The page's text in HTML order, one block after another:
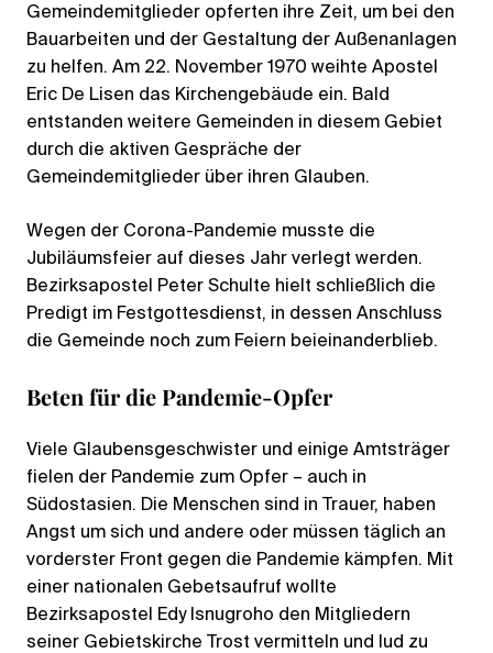
Gemeindemitglieder opferten ihre Zeit, um bei den
Bauarbeiten und der Gestaltung der Außenanlagen
zu helfen. Am 22. November 1970 weihte Apostel
Eric De Lisen das Kirchengebäude ein. Bald
entstanden weitere Gemeinden in diesem Gebiet
durch die aktiven Gespräche der
Gemeindemitglieder über ihren Glauben.
Wegen der Corona-Pandemie musste die
Jubiläumsfeier auf dieses Jahr verlegt werden.
Bezirksapostel Peter Schulte hielt schließlich die
Predigt im Festgottesdienst, in dessen Anschluss
die Gemeinde noch zum Feiern beieinanderblieb.
Beten für die Pandemie-Opfer
Viele Glaubensgeschwister und einige Amtsträger
fielen der Pandemie zum Opfer – auch in
Südostasien. Die Menschen sind in Trauer, haben
Angst um sich und andere oder müssen täglich an
vorderster Front gegen die Pandemie kämpfen. Mit
einer nationalen Gebetsaufruf wollte
Bezirksapostel Edy Isnugroho den Mitgliedern
seiner Gebietskirche Trost vermitteln und lud zu